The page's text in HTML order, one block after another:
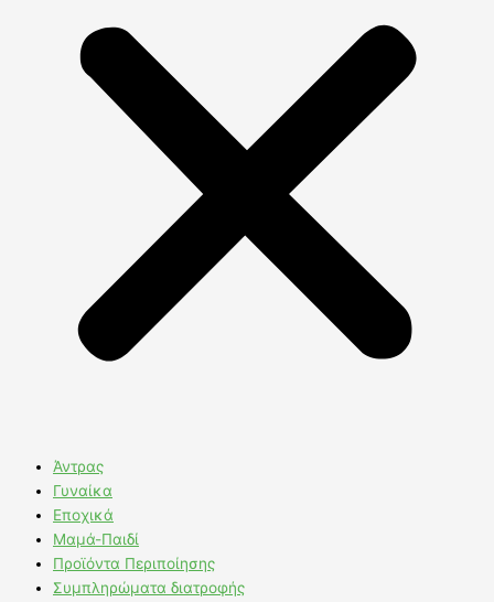
Άντρας
Γυναίκα
Εποχικά
Μαμά-Παιδί
Προϊόντα Περιποίησης
Συμπληρώματα διατροφής